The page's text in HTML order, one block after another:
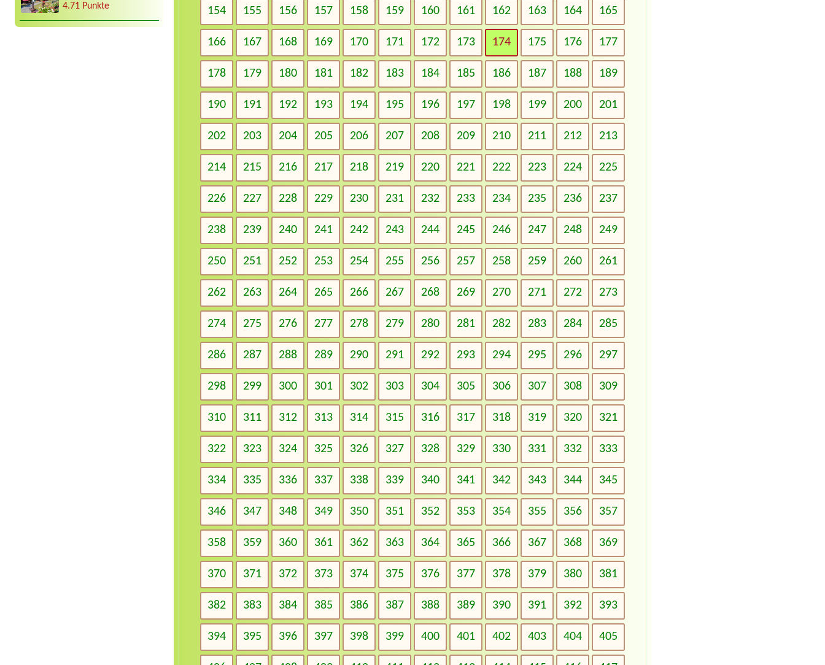
4.71 Punkte 154 155 156 157 158 159 160 161 162 163 164 165
166 167 168 169 170 171 172 173 174 175 176 177
178 179 180 181 182 183 184 185 186 187 188 189
190 191 192 193 194 195 196 197 198 199 200 201
202 203 204 205 206 207 208 209 210 211 212 213
214 215 216 217 218 219 220 221 222 223 224 225
226 227 228 229 230 231 232 233 234 235 236 237
238 239 240 241 242 243 244 245 246 247 248 249
250 251 252 253 254 255 256 257 258 259 260 261
262 263 264 265 266 267 268 269 270 271 272 273
274 275 276 277 278 279 280 281 282 283 284 285
286 287 288 289 290 291 292 293 294 295 296 297
298 299 300 301 302 303 304 305 306 307 308 309
310 311 312 313 314 315 316 317 318 319 320 321
322 323 324 325 326 327 328 329 330 331 332 333
334 335 336 337 338 339 340 341 342 343 344 345
346 347 348 349 350 351 352 353 354 355 356 357
358 359 360 361 362 363 364 365 366 367 368 369
370 371 372 373 374 375 376 377 378 379 380 381
382 383 384 385 386 387 388 389 390 391 392 393
394 395 396 397 398 399 400 401 402 403 404 405